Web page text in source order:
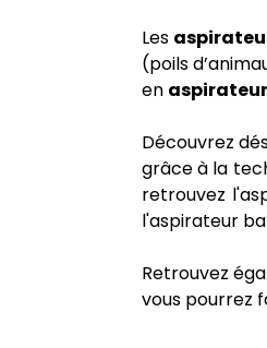
Les
(poils
en
Découvrez
grâce à la
retrouvez
l'aspirateur
Retrouvez
vous pourrez